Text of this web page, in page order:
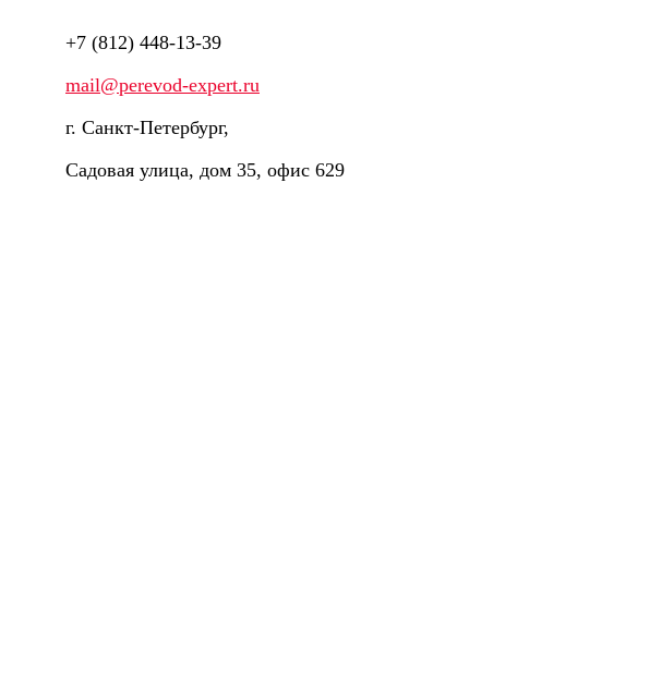
+7 (812) 448-13-39
mail@perevod-expert.ru
г. Санкт-Петербург,
Садовая улица, дом 35, офис 629